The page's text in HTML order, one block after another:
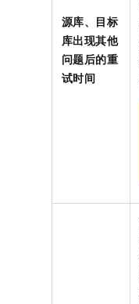
源库、目标
库出现其他
问题后的重
试时间